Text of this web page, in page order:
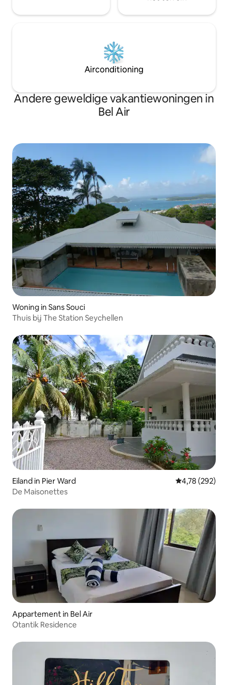
Airconditioning
Andere geweldige vakantiewoningen in
Bel Air
Woning in Sans Souci
Thuis bij The Station Seychellen
Eiland in Pier Ward Gemiddelde
4,78 (292)
De Maisonettes
Appartement in Bel Air
Otantik Residence